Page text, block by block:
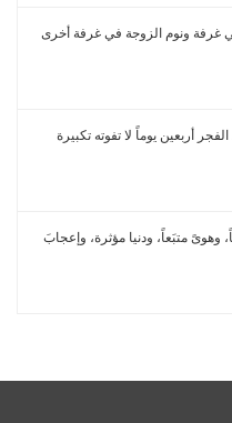
غرفة ونوم الزوجة في غرفة أخرى
أربعين يوماً لا تفوته تكبيرة
متبَعاً، ودنيا مؤثرة، وإعجابَ